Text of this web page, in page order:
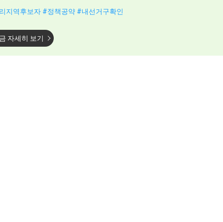
지역후보자 #정책공약 #내선거구확인
자세히 보기